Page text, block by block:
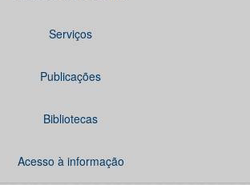
Serviços
Publicações
Bibliotecas
Acesso à informação